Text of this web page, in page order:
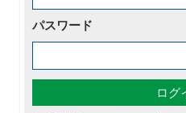
パスワード